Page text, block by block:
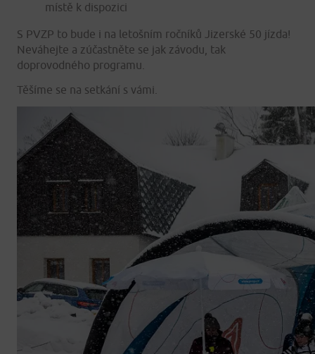
místě k dispozici
S PVZP to bude i na letošním ročníků Jizerské 50 jízda!
Neváhejte a zúčastněte se jak závodu, tak
doprovodného programu.
Těšíme se na setkání s vámi.